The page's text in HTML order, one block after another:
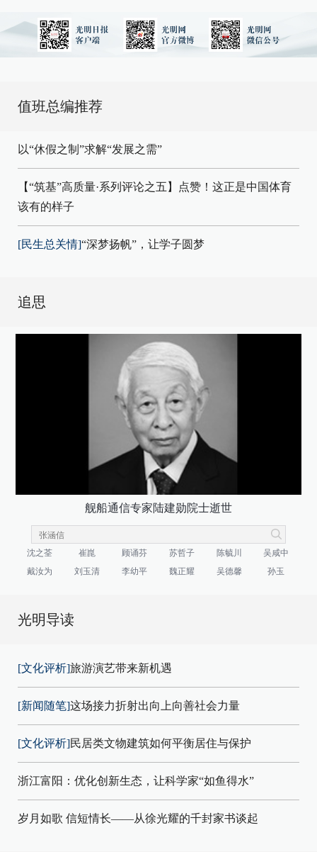
值班总编推荐
以“休假之制”求解“发展之需”
【“筑基”高质量·系列评论之五】点赞！这正是中国体育
该有的样子
[民生总关情]“深梦扬帆”，让学子圆梦
追思
舰船通信专家陆建勋院士逝世
沈之荃 崔崑 顾诵芬 苏哲子 陈毓川
吴咸中
戴汝为
刘玉清 李幼平 魏正耀 吴德馨 孙玉
光明导读
[文化评析]旅游演艺带来新机遇
[新闻随笔]这场接力折射出向上向善社会力量
[文化评析]民居类文物建筑如何平衡居住与保护
浙江富阳：优化创新生态，让科学家“如鱼得水”
岁月如歌 信短情长——从徐光耀的千封家书谈起